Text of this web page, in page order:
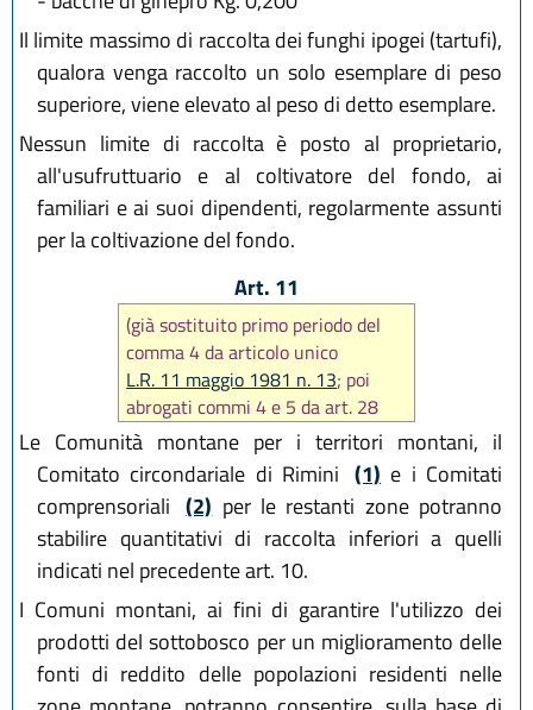
Il limite massimo di raccolta dei funghi ipogei (tartufi),
qualora venga raccolto un solo esemplare di peso
superiore, viene elevato al peso di detto esemplare.
Nessun limite di raccolta è posto al proprietario,
all'usufruttuario e al coltivatore del fondo, ai
familiari e ai suoi dipendenti, regolarmente assunti
per la coltivazione del fondo.
Art. 11
(già sostituito primo periodo del
comma 4 da articolo unico
L.R. 11 maggio 1981 n. 13; poi
abrogati commi 4 e 5 da art. 28
L.R. 2 settembre 1991 n. 24
)
Le Comunità montane per i territori montani, il
Comitato circondariale di Rimini (1) e i Comitati
comprensoriali (2) per le restanti zone potranno
stabilire quantitativi di raccolta inferiori a quelli
indicati nel precedente art. 10.
I Comuni montani, ai fini di garantire l'utilizzo dei
prodotti del sottobosco per un miglioramento delle
fonti di reddito delle popolazioni residenti nelle